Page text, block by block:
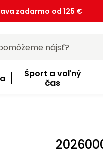
zadarmo od 125 €
Šport a voľný
čas